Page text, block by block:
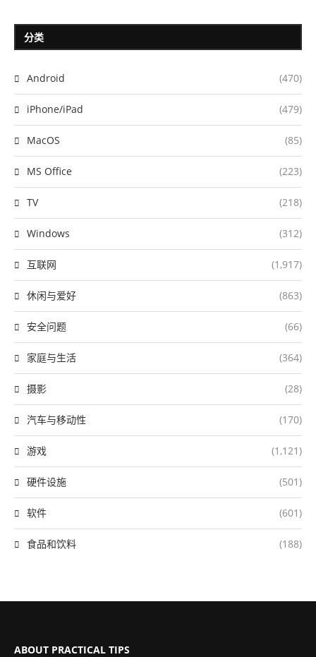
分类
Android (470)
iPhone/iPad (479)
MacOS (85)
MS Office (223)
TV (218)
Windows (312)
互联网 (1,917)
休闲与爱好 (863)
安全问题 (66)
家庭与生活 (364)
摄影 (28)
汽车与移动性 (170)
游戏 (1,121)
硬件设施 (501)
软件 (601)
食品和饮料 (188)
ABOUT PRACTICAL TIPS